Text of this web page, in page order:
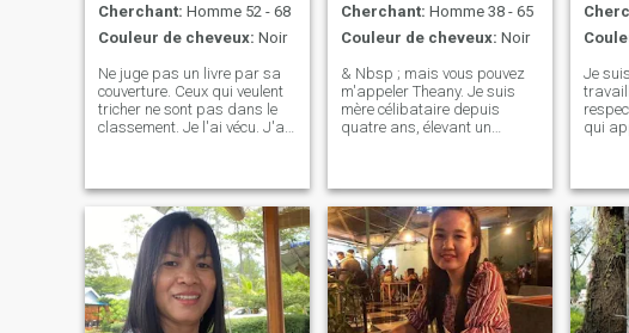
Cherchant: Homme 52 - 68
Couleur de cheveux: Noir
Ne juge pas un livre par sa
couverture. Ceux qui veulent
tricher ne sont pas dans le
classement. Je l'ai vécu. J'ai
des autres, parce que le
temps c'est la vie. Je suis
sincère et honnête. J'ai ma
propre entreprise et j'aime
faire du travail social, je suis
une femme très raisonnable.
Ce que je dis est vrai. Je dis
la vérité et je fais toujours ce
Cherchant: Homme 38 - 65
Couleur de cheveux: Noir
& Nbsp ; mais vous pouvez
m'appeler Theany. Je suis
mère célibataire depuis
quatre ans, élevant un
foyer employée par une
famille, où je m’occupe de la
maison, Cuisiner et
m'occuper des enfants. Mes
passe-temps incluent la
cuisine, le ménage et passer
du temps de qualité avec ma
propre famille je me vois
Je
qui
Dans
des
robes.
est de